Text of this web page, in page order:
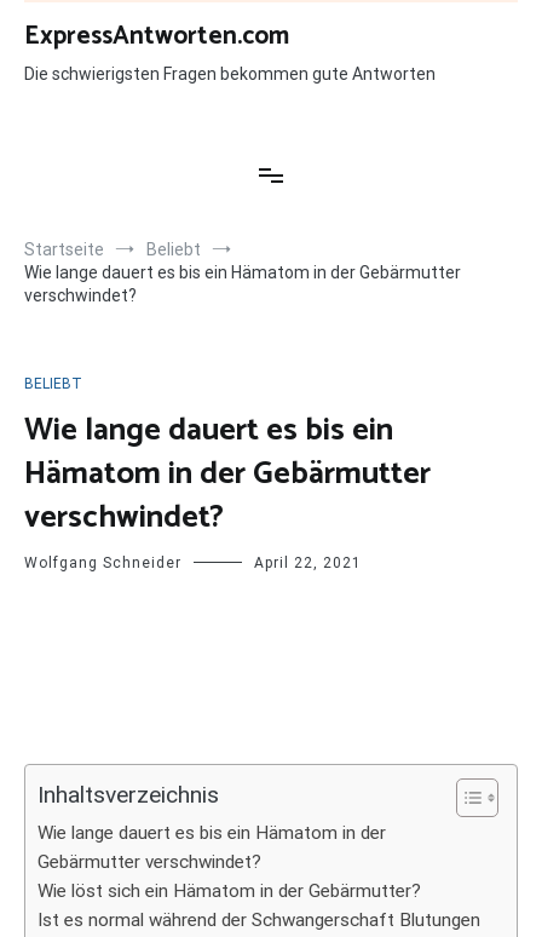
Zum
Inhalt
springen
ExpressAntworten.com
Die schwierigsten Fragen bekommen gute Antworten
Startseite
Beliebt
Wie lange dauert es bis ein Hämatom in der Gebärmutter
verschwindet?
BELIEBT
Wie lange dauert es bis ein
Hämatom in der Gebärmutter
verschwindet?
Wolfgang Schneider April 22, 2021
Inhaltsverzeichnis
Wie lange dauert es bis ein Hämatom in der
Gebärmutter verschwindet?
Wie löst sich ein Hämatom in der Gebärmutter?
Ist es normal während der Schwangerschaft Blutungen